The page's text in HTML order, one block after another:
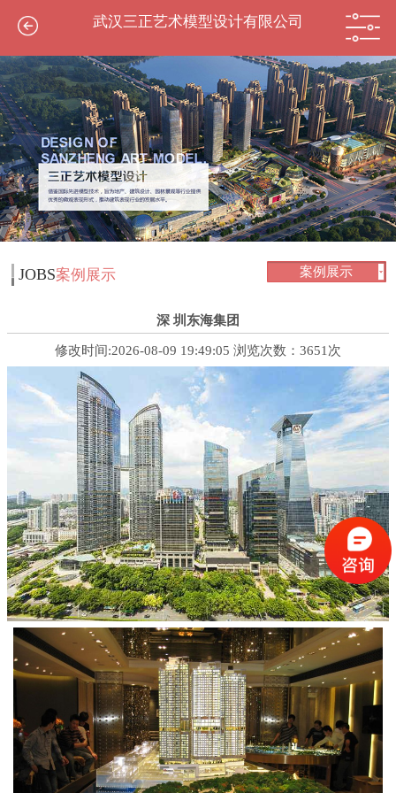
武汉三正艺术模型设计有限公司
案例展示
JOBS案例展示
深 圳东海集团
修改时间:2026-08-09 19:49:05 浏览次数：3651次